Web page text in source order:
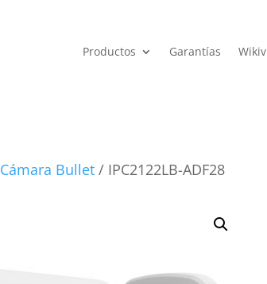
Productos Garantías
Cámara Bullet / IPC2122LB-ADF28